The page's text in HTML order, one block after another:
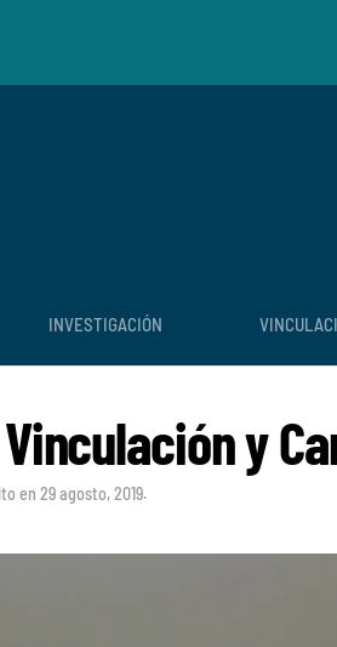
INVESTIGACIÓN
y
en 29 agosto, 2019.